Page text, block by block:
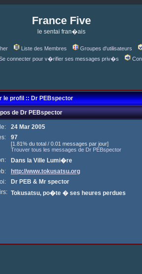
France Five
le sentai fran�ais
Liste des Membres Groupes d'utilisateurs
connecter pour v�rifier ses messages priv�s
le profil :: Dr PEBspector
de Dr PEBspector
24 Mar 2005
97
[1.81% du total / 0.01 messages par jour]
Trouver tous les messages de Dr PEBspector
Dans la Ville Lumi�re
http://www.tokusatsu.org
Dr PEB & Mr spector
Tokusatsu, po�te � ses heures perdues